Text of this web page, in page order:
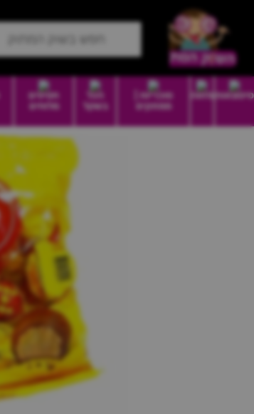
סיטונאותמזווה
סוכריות |
ממתקים
הכל
בשקל
חטיפים
מלוחים